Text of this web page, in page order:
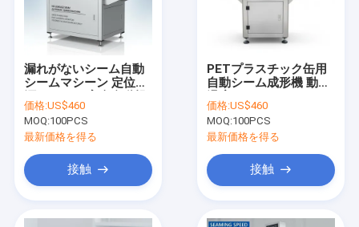
漏れがないシーム自動
シームマシーン 定位電
作 シームシール精度の
ために設計
価格:US$460
MOQ:100PCS
最新価格を得る
接触
PETプラスチック缶用
自動シーム成形機 動作
ニウム缶のシームシー
リング用
価格:US$460
MOQ:100PCS
最新価格を得る
接触